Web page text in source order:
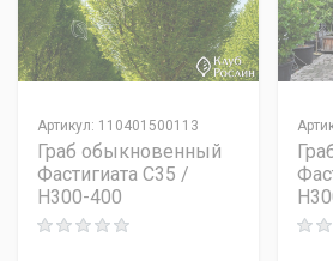
Артикул: 110401500113
Граб обыкновенный
Фастигиата C35 /
H300-400
Rating: 0 out of 5